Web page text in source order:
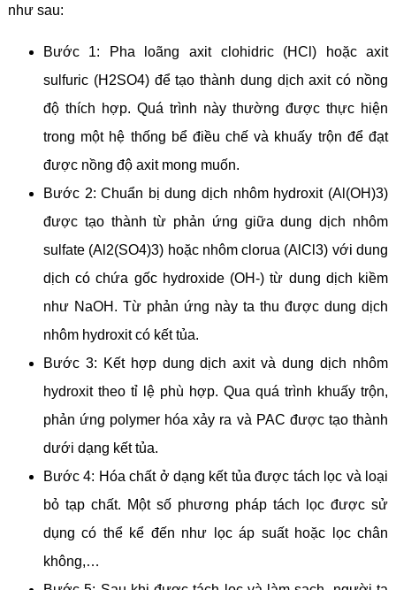
như sau:
Bước 1: Pha loãng axit clohidric (HCl) hoặc axit
sulfuric (H2SO4) để tạo thành dung dịch axit có nồng
độ thích hợp. Quá trình này thường được thực hiện
trong một hệ thống bể điều chế và khuấy trộn để đạt
được nồng độ axit mong muốn.
Bước 2: Chuẩn bị dung dịch nhôm hydroxit (Al(OH)3)
được tạo thành từ phản ứng giữa dung dịch nhôm
sulfate (Al2(SO4)3) hoặc nhôm clorua (AlCl3) với dung
dịch có chứa gốc hydroxide (OH-) từ dung dịch kiềm
như NaOH. Từ phản ứng này ta thu được dung dịch
nhôm hydroxit có kết tủa.
Bước 3: Kết hợp dung dịch axit và dung dịch nhôm
hydroxit theo tỉ lệ phù hợp. Qua quá trình khuấy trộn,
phản ứng polymer hóa xảy ra và PAC được tạo thành
dưới dạng kết tủa.
Bước 4: Hóa chất ở dạng kết tủa được tách lọc và loại
bỏ tạp chất. Một số phương pháp tách lọc được sử
dụng có thể kể đến như lọc áp suất hoặc lọc chân
không,…